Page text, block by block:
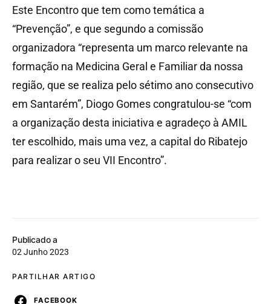
Publicado a
02 Junho 2023
PARTILHAR ARTIGO
FACEBOOK
Este Encontro que tem como temática a
“Prevenção”, e que segundo a comissão
organizadora “representa um marco relevante na
formação na Medicina Geral e Familiar da nossa
região, que se realiza pelo sétimo ano consecutivo
em Santarém”, Diogo Gomes congratulou-se “com
a organização desta iniciativa e agradeço à AMIL
ter escolhido, mais uma vez, a capital do Ribatejo
para realizar o seu VII Encontro”.